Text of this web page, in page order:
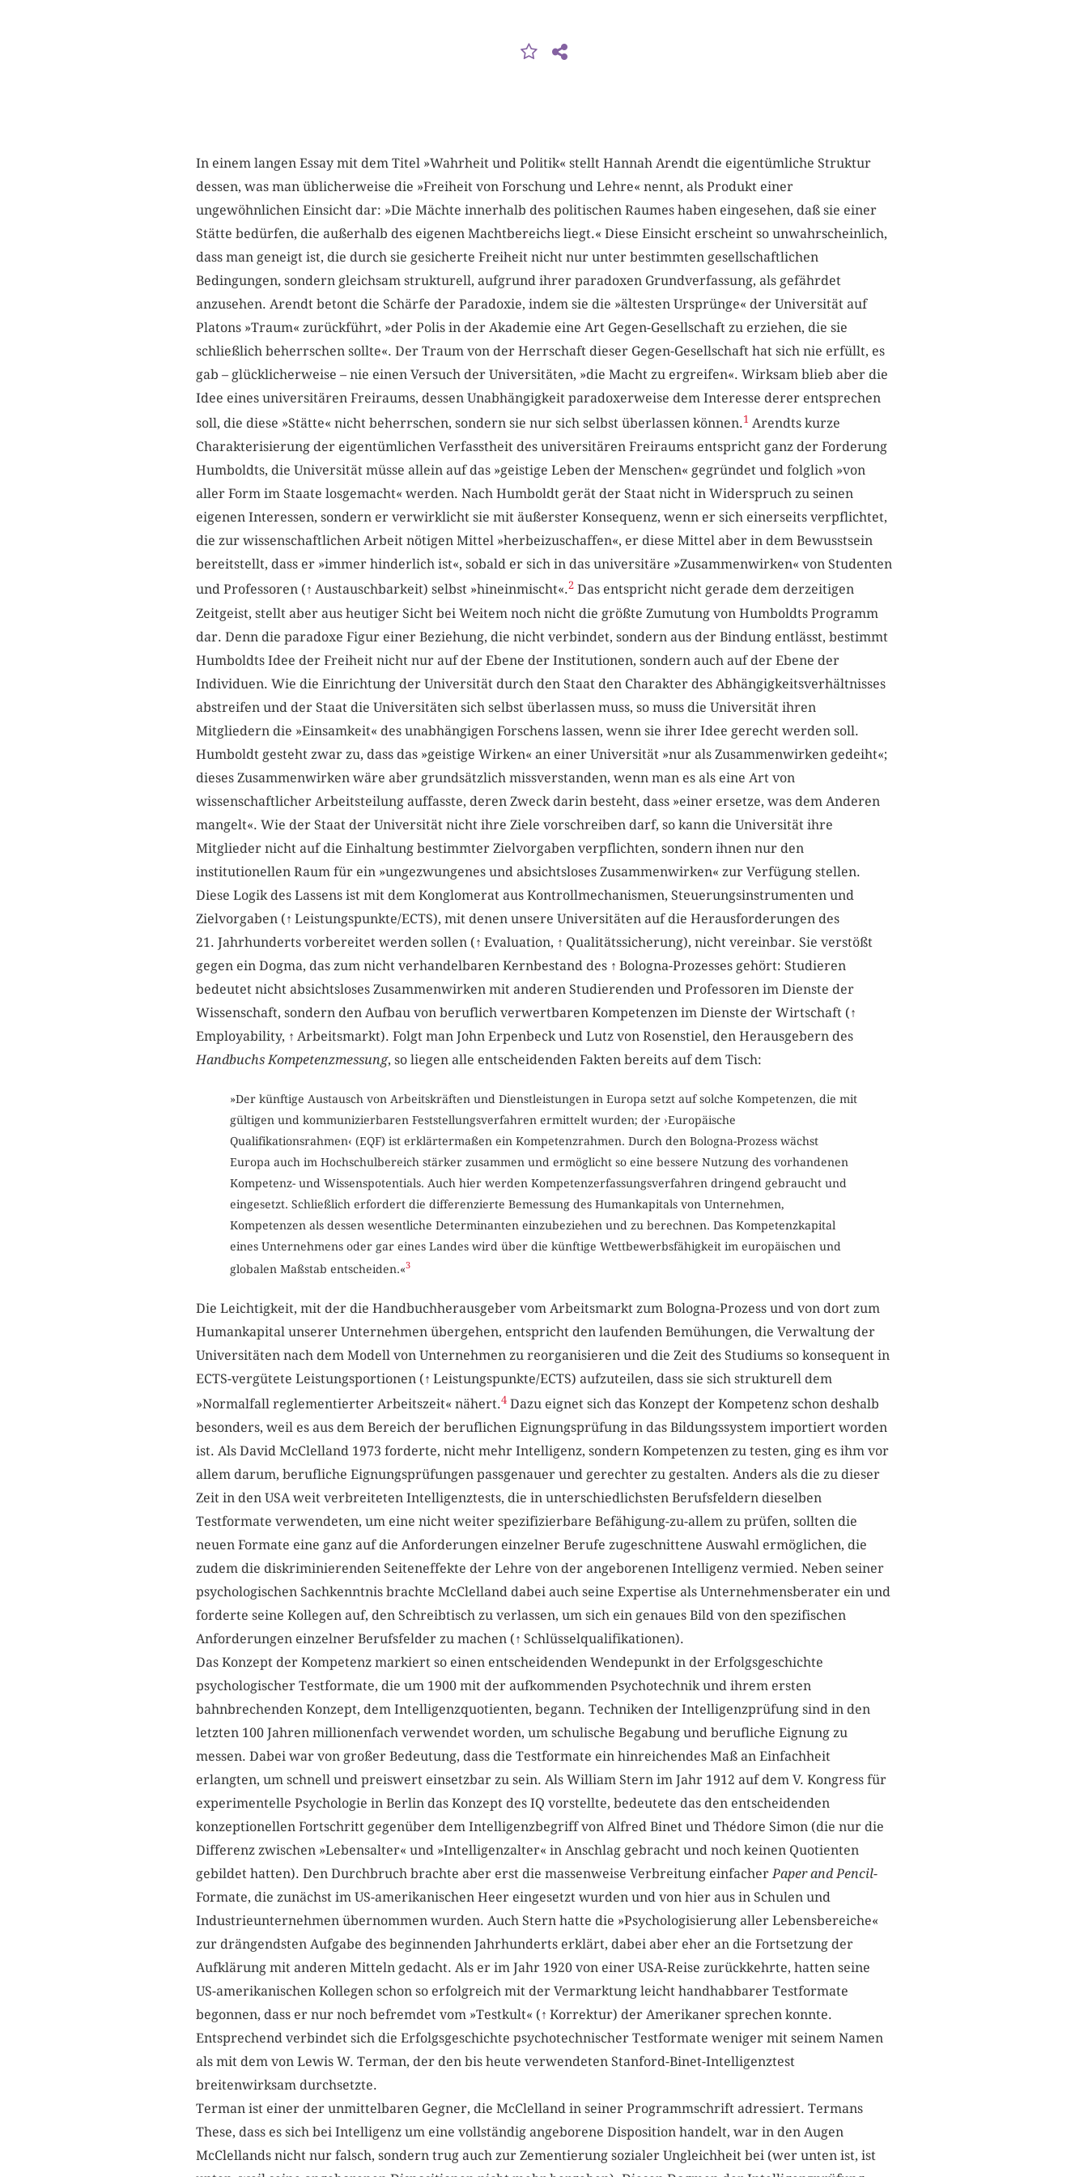
In einem langen Essay mit dem Titel »Wahrheit und Politik« stellt Hannah Arendt die eigentümliche Struktur
dessen, was man üblicherweise die »Freiheit von Forschung und Lehre« nennt, als Produkt einer
ungewöhnlichen Einsicht dar: »Die Mächte innerhalb des politischen Raumes haben eingesehen, daß sie einer
Stätte bedürfen, die außerhalb des eigenen Machtbereichs liegt.« Diese Einsicht erscheint so unwahrscheinlich,
dass man geneigt ist, die durch sie gesicherte Freiheit nicht nur unter bestimmten gesellschaftlichen
Bedingungen, sondern gleichsam strukturell, aufgrund ihrer paradoxen Grundverfassung, als gefährdet
anzusehen. Arendt betont die Schärfe der Paradoxie, indem sie die »ältesten Ursprünge« der Universität auf
Platons »Traum« zurückführt, »der Polis in der Akademie eine Art Gegen-Gesellschaft zu erziehen, die sie
schließlich beherrschen sollte«. Der Traum von der Herrschaft dieser Gegen-Gesellschaft hat sich nie erfüllt, es
gab – glücklicherweise – nie einen Versuch der Universitäten, »die Macht zu ergreifen«. Wirksam blieb aber die
Idee eines universitären Freiraums, dessen Unabhängigkeit paradoxerweise dem Interesse derer entsprechen
soll, die diese »Stätte« nicht beherrschen, sondern sie nur sich selbst überlassen können.1Arendts kurze
Charakterisierung der eigentümlichen Verfasstheit des universitären Freiraums entspricht ganz der Forderung
Humboldts, die Universität müsse allein auf das »geistige Leben der Menschen« gegründet und folglich »von
aller Form im Staate losgemacht« werden. Nach Humboldt gerät der Staat nicht in Widerspruch zu seinen
eigenen Interessen, sondern er verwirklicht sie mit äußerster Konsequenz, wenn er sich einerseits verpflichtet,
die zur wissenschaftlichen Arbeit nötigen Mittel »herbeizuschaffen«, er diese Mittel aber in dem Bewusstsein
bereitstellt, dass er »immer hinderlich ist«, sobald er sich in das universitäre »Zusammenwirken« von Studenten
und Professoren (↑ Austauschbarkeit) selbst »hineinmischt«.2Das entspricht nicht gerade dem derzeitigen
Zeitgeist, stellt aber aus heutiger Sicht bei Weitem noch nicht die größte Zumutung von Humboldts Programm
dar. Denn die paradoxe Figur einer Beziehung, die nicht verbindet, sondern aus der Bindung entlässt, bestimmt
Humboldts Idee der Freiheit nicht nur auf der Ebene der Institutionen, sondern auch auf der Ebene der
Individuen. Wie die Einrichtung der Universität durch den Staat den Charakter des Abhängigkeitsverhältnisses
abstreifen und der Staat die Universitäten sich selbst überlassen muss, so muss die Universität ihren
Mitgliedern die »Einsamkeit« des unabhängigen Forschens lassen, wenn sie ihrer Idee gerecht werden soll.
Humboldt gesteht zwar zu, dass das »geistige Wirken« an einer Universität »nur als Zusammenwirken gedeiht«;
dieses Zusammenwirken wäre aber grundsätzlich missverstanden, wenn man es als eine Art von
wissenschaftlicher Arbeitsteilung auffasste, deren Zweck darin besteht, dass »einer ersetze, was dem Anderen
mangelt«. Wie der Staat der Universität nicht ihre Ziele vorschreiben darf, so kann die Universität ihre
Mitglieder nicht auf die Einhaltung bestimmter Zielvorgaben verpflichten, sondern ihnen nur den
institutionellen Raum für ein »ungezwungenes und absichtsloses Zusammenwirken« zur Verfügung stellen.
Diese Logik des Lassens ist mit dem Konglomerat aus Kontrollmechanismen, Steuerungsinstrumenten und
Zielvorgaben (↑ Leistungspunkte/ECTS), mit denen unsere Universitäten auf die Herausforderungen des
21. Jahrhunderts vorbereitet werden sollen (↑ Evaluation, ↑ Qualitätssicherung), nicht vereinbar. Sie verstößt
gegen ein Dogma, das zum nicht verhandelbaren Kernbestand des ↑ Bologna-Prozesses gehört: Studieren
bedeutet nicht absichtsloses Zusammenwirken mit anderen Studierenden und Professoren im Dienste der
Wissenschaft, sondern den Aufbau von beruflich verwertbaren Kompetenzen im Dienste der Wirtschaft (↑
Employability, ↑ Arbeitsmarkt). Folgt man John Erpenbeck und Lutz von Rosenstiel, den Herausgebern des
Handbuchs Kompetenzmessung, so liegen alle entscheidenden Fakten bereits auf dem Tisch:
»Der künftige Austausch von Arbeitskräften und Dienstleistungen in Europa setzt auf solche Kompetenzen, die mit
gültigen und kommunizierbaren Feststellungsverfahren ermittelt wurden; der ›Europäische
Qualifikationsrahmen‹ (EQF) ist erklärtermaßen ein Kompetenzrahmen. Durch den Bologna-Prozess wächst
Europa auch im Hochschulbereich stärker zusammen und ermöglicht so eine bessere Nutzung des vorhandenen
Kompetenz- und Wissenspotentials. Auch hier werden Kompetenzerfassungsverfahren dringend gebraucht und
eingesetzt. Schließlich erfordert die differenzierte Bemessung des Humankapitals von Unternehmen,
Kompetenzen als dessen wesentliche Determinanten einzubeziehen und zu berechnen. Das Kompetenzkapital
eines Unternehmens oder gar eines Landes wird über die künftige Wettbewerbsfähigkeit im europäischen und
globalen Maßstab entscheiden.«3
Die Leichtigkeit, mit der die Handbuchherausgeber vom Arbeitsmarkt zum Bologna-Prozess und von dort zum
Humankapital unserer Unternehmen übergehen, entspricht den laufenden Bemühungen, die Verwaltung der
Universitäten nach dem Modell von Unternehmen zu reorganisieren und die Zeit des Studiums so konsequent in
ECTS-vergütete Leistungsportionen (↑ Leistungspunkte/ECTS) aufzuteilen, dass sie sich strukturell dem
»Normalfall reglementierter Arbeitszeit« nähert.4Dazu eignet sich das Konzept der Kompetenz schon deshalb
besonders, weil es aus dem Bereich der beruflichen Eignungsprüfung in das Bildungssystem importiert worden
ist. Als David McClelland 1973 forderte, nicht mehr Intelligenz, sondern Kompetenzen zu testen, ging es ihm vor
allem darum, berufliche Eignungsprüfungen passgenauer und gerechter zu gestalten. Anders als die zu dieser
Zeit in den USA weit verbreiteten Intelligenztests, die in unterschiedlichsten Berufsfeldern dieselben
Testformate verwendeten, um eine nicht weiter spezifizierbare Befähigung-zu-allem zu prüfen, sollten die
neuen Formate eine ganz auf die Anforderungen einzelner Berufe zugeschnittene Auswahl ermöglichen, die
zudem die diskriminierenden Seiteneffekte der Lehre von der angeborenen Intelligenz vermied. Neben seiner
psychologischen Sachkenntnis brachte McClelland dabei auch seine Expertise als Unternehmensberater ein und
forderte seine Kollegen auf, den Schreibtisch zu verlassen, um sich ein genaues Bild von den spezifischen
Anforderungen einzelner Berufsfelder zu machen (↑ Schlüsselqualifikationen).
Das Konzept der Kompetenz markiert so einen entscheidenden Wendepunkt in der Erfolgsgeschichte
psychologischer Testformate, die um 1900 mit der aufkommenden Psychotechnik und ihrem ersten
bahnbrechenden Konzept, dem Intelligenzquotienten, begann. Techniken der Intelligenzprüfung sind in den
letzten 100 Jahren millionenfach verwendet worden, um schulische Begabung und berufliche Eignung zu
messen. Dabei war von großer Bedeutung, dass die Testformate ein hinreichendes Maß an Einfachheit
erlangten, um schnell und preiswert einsetzbar zu sein. Als William Stern im Jahr 1912 auf dem V. Kongress für
experimentelle Psychologie in Berlin das Konzept des IQ vorstellte, bedeutete das den entscheidenden
konzeptionellen Fortschritt gegenüber dem Intelligenzbegriff von Alfred Binet und Thédore Simon (die nur die
Differenz zwischen »Lebensalter« und »Intelligenzalter« in Anschlag gebracht und noch keinen Quotienten
gebildet hatten). Den Durchbruch brachte aber erst die massenweise Verbreitung einfacherPaper and Pencil-
Formate, die zunächst im US-amerikanischen Heer eingesetzt wurden und von hier aus in Schulen und
Industrieunternehmen übernommen wurden. Auch Stern hatte die »Psychologisierung aller Lebensbereiche«
zur drängendsten Aufgabe des beginnenden Jahrhunderts erklärt, dabei aber eher an die Fortsetzung der
Aufklärung mit anderen Mitteln gedacht. Als er im Jahr 1920 von einer USA-Reise zurückkehrte, hatten seine
US-amerikanischen Kollegen schon so erfolgreich mit der Vermarktung leicht handhabbarer Testformate
begonnen, dass er nur noch befremdet vom »Testkult« (↑ Korrektur) der Amerikaner sprechen konnte.
Entsprechend verbindet sich die Erfolgsgeschichte psychotechnischer Testformate weniger mit seinem Namen
als mit dem von Lewis W. Terman, der den bis heute verwendeten Stanford-Binet-Intelligenztest
breitenwirksam durchsetzte.
Terman ist einer der unmittelbaren Gegner, die McClelland in seiner Programmschrift adressiert. Termans
These, dass es sich bei Intelligenz um eine vollständig angeborene Disposition handelt, war in den Augen
McClellands nicht nur falsch, sondern trug auch zur Zementierung sozialer Ungleichheit bei (wer unten ist, ist